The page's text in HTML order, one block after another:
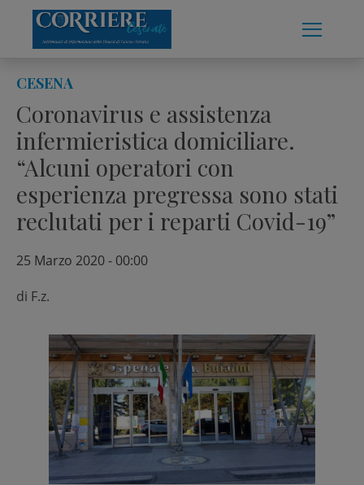
content
CESENA
Coronavirus e assistenza
infermieristica domiciliare.
“Alcuni operatori con
esperienza pregressa sono stati
reclutati per i reparti Covid-19”
25 Marzo 2020 - 00:00
di F.z.